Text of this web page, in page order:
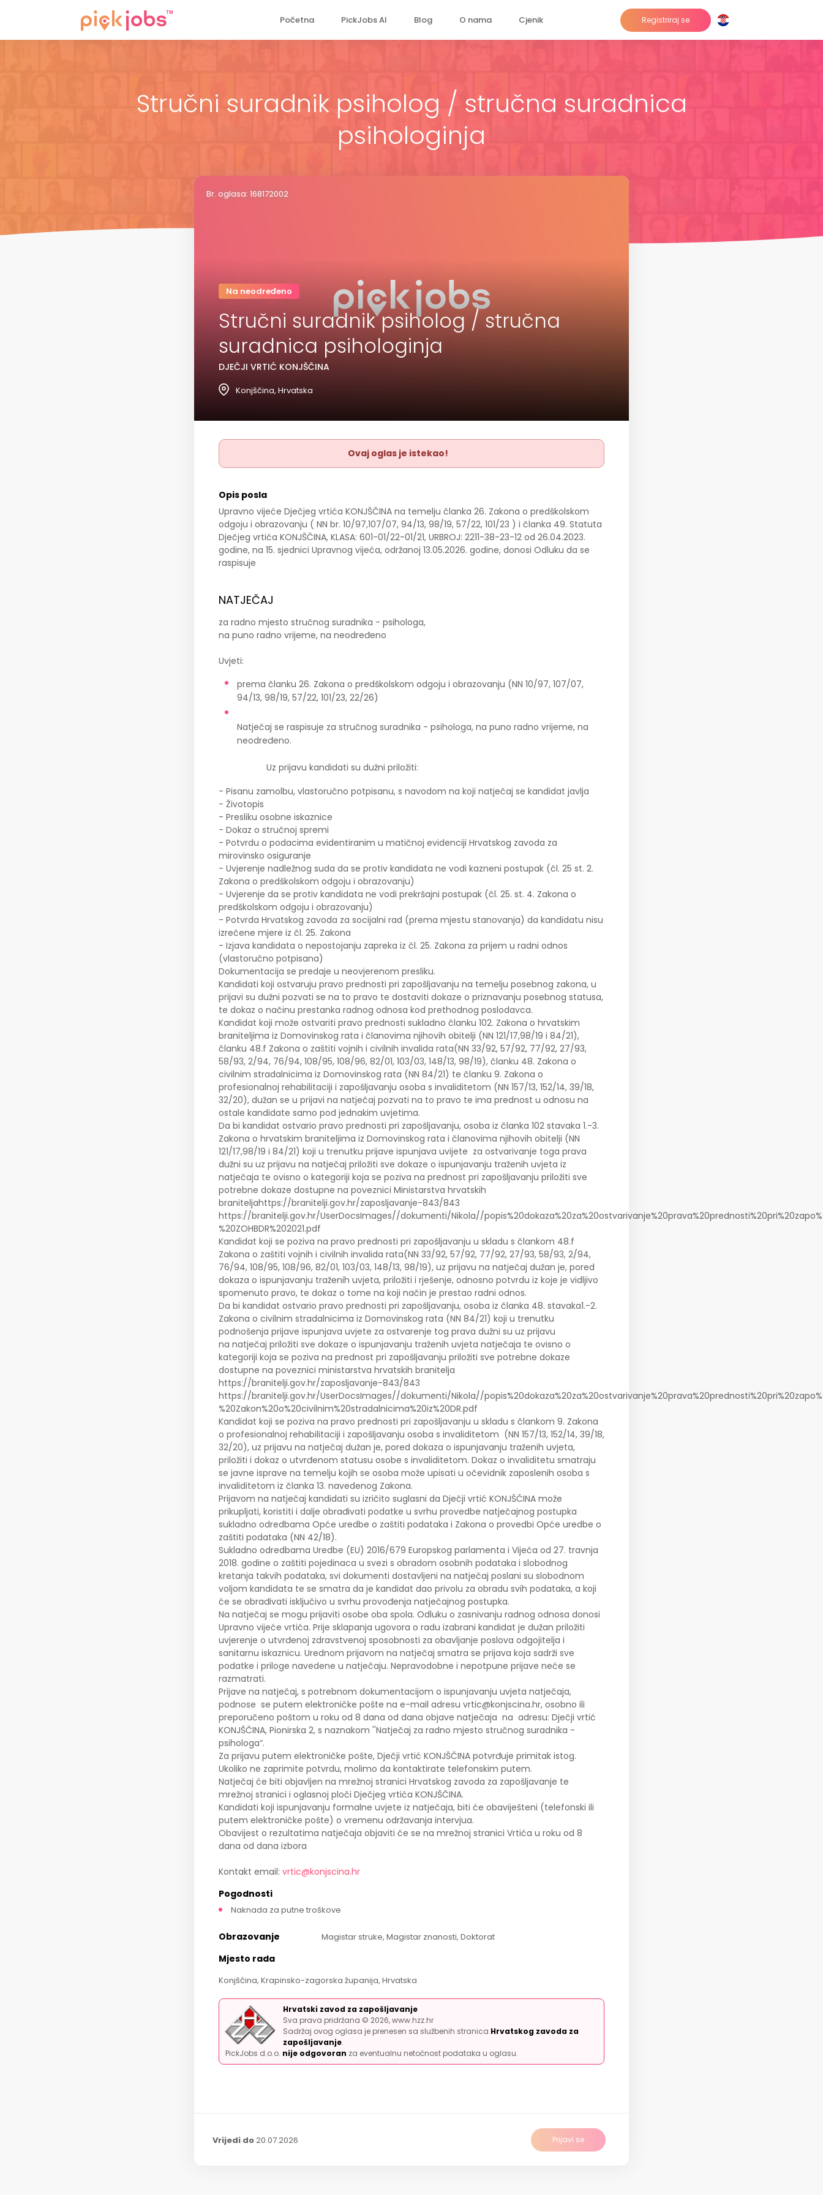
Početna PickJobs AI Blog O nama Cjenik Registriraj se
Stručni suradnik psiholog / stručna suradnica
psihologinja
Br. oglasa: 168172002
Na neodređeno
Stručni suradnik psiholog / stručna
suradnica psihologinja
DJEČJI VRTIĆ KONJŠČINA
Konjščina, Hrvatska
Ovaj oglas je istekao!
Opis posla
Upravno vijeće Dječjeg vrtića KONJŠČINA na temelju članka 26. Zakona o predškolskom
odgoju i obrazovanju ( NN br. 10/97,107/07, 94/13, 98/19, 57/22, 101/23 ) i članka 49. Statuta
Dječjeg vrtića KONJŠČINA, KLASA: 601-01/22-01/21, URBROJ: 2211-38-23-12 od 26.04.2023.
godine, na 15. sjednici Upravnog vijeća, održanoj 13.05.2026. godine, donosi Odluku da se
raspisuje
NATJEČAJ
za radno mjesto stručnog suradnika - psihologa,
na puno radno vrijeme, na neodređeno
Uvjeti:
prema članku 26. Zakona o predškolskom odgoju i obrazovanju (NN 10/97, 107/07,
94/13, 98/19, 57/22, 101/23, 22/26)
Natječaj se raspisuje za stručnog suradnika - psihologa, na puno radno vrijeme, na
neodređeno.
Uz prijavu kandidati su dužni priložiti:
- Pisanu zamolbu, vlastoručno potpisanu, s navodom na koji natječaj se kandidat javlja
- Životopis
- Presliku osobne iskaznice
- Dokaz o stručnoj spremi
- Potvrdu o podacima evidentiranim u matičnoj evidenciji Hrvatskog zavoda za
mirovinsko osiguranje
- Uvjerenje nadležnog suda da se protiv kandidata ne vodi kazneni postupak (čl. 25 st. 2.
Zakona o predškolskom odgoju i obrazovanju)
- Uvjerenje da se protiv kandidata ne vodi prekršajni postupak (čl. 25. st. 4. Zakona o
predškolskom odgoju i obrazovanju)
- Potvrda Hrvatskog zavoda za socijalni rad (prema mjestu stanovanja) da kandidatu nisu
izrečene mjere iz čl. 25. Zakona
- Izjava kandidata o nepostojanju zapreka iz čl. 25. Zakona za prijem u radni odnos
(vlastoručno potpisana)
Dokumentacija se predaje u neovjerenom presliku.
Kandidati koji ostvaruju pravo prednosti pri zapošljavanju na temelju posebnog zakona, u
prijavi su dužni pozvati se na to pravo te dostaviti dokaze o priznavanju posebnog statusa,
te dokaz o načinu prestanka radnog odnosa kod prethodnog poslodavca.
Kandidat koji može ostvariti pravo prednosti sukladno članku 102. Zakona o hrvatskim
braniteljima iz Domovinskog rata i članovima njihovih obitelji (NN 121/17,98/19 i 84/21),
članku 48.f Zakona o zaštiti vojnih i civilnih invalida rata(NN 33/92, 57/92, 77/92, 27/93,
58/93, 2/94, 76/94, 108/95, 108/96, 82/01, 103/03, 148/13, 98/19), članku 48. Zakona o
civilnim stradalnicima iz Domovinskog rata (NN 84/21) te članku 9. Zakona o
profesionalnoj rehabilitaciji i zapošljavanju osoba s invaliditetom (NN 157/13, 152/14, 39/18,
32/20), dužan se u prijavi na natječaj pozvati na to pravo te ima prednost u odnosu na
ostale kandidate samo pod jednakim uvjetima.
Da bi kandidat ostvario pravo prednosti pri zapošljavanju, osoba iz članka 102 stavaka 1.-3.
Zakona o hrvatskim braniteljima iz Domovinskog rata i članovima njihovih obitelji (NN
121/17,98/19 i 84/21) koji u trenutku prijave ispunjava uvijete za ostvarivanje toga prava
dužni su uz prijavu na natječaj priložiti sve dokaze o ispunjavanju traženih uvjeta iz
natječaja te ovisno o kategoriji koja se poziva na prednost pri zapošljavanju priložiti sve
potrebne dokaze dostupne na poveznici Ministarstva hrvatskih
braniteljahttps://branitelji.gov.hr/zaposljavanje-843/843
https://branitelji.gov.hr/UserDocsImages//dokumenti/Nikola//
%20ZOHBDR%202021.pdf
Kandidat koji se poziva na pravo prednosti pri zapošljavanju u skladu s člankom 48.f
Zakona o zaštiti vojnih i civilnih invalida rata(NN 33/92, 57/92, 77/92, 27/93, 58/93, 2/94,
76/94, 108/95, 108/96, 82/01, 103/03, 148/13, 98/19), uz prijavu na natječaj dužan je, pored
dokaza o ispunjavanju traženih uvjeta, priložiti i rješenje, odnosno potvrdu iz koje je vidljivo
spomenuto pravo, te dokaz o tome na koji način je prestao radni odnos.
Da bi kandidat ostvario pravo prednosti pri zapošljavanju, osoba iz članka 48. stavaka1.-2.
Zakona o civilnim stradalnicima iz Domovinskog rata (NN 84/21) koji u trenutku
podnošenja prijave ispunjava uvjete za ostvarenje tog prava dužni su uz prijavu
na natječaj priložiti sve dokaze o ispunjavanju traženih uvjeta natječaja te ovisno o
kategoriji koja se poziva na prednost pri zapošljavanju priložiti sve potrebne dokaze
dostupne na poveznici ministarstva hrvatskih branitelja
https://branitelji.gov.hr/zaposljavanje-843/843
https://branitelji.gov.hr/UserDocsImages//dokumenti/Nikola//
%20Zakon%20o%20civilnim%20stradalnicima%20iz%20DR.pdf
Kandidat koji se poziva na pravo prednosti pri zapošljavanju u skladu s člankom 9. Zakona
o profesionalnoj rehabilitaciji i zapošljavanju osoba s invaliditetom (NN 157/13, 152/14, 39/18,
32/20), uz prijavu na natječaj dužan je, pored dokaza o ispunjavanju traženih uvjeta,
priložiti i dokaz o utvrđenom statusu osobe s invaliditetom. Dokaz o invaliditetu smatraju
se javne isprave na temelju kojih se osoba može upisati u očevidnik zaposlenih osoba s
invaliditetom iz članka 13. navedenog Zakona.
Prijavom na natječaj kandidati su izričito suglasni da Dječji vrtić KONJŠČINA može
prikupljati, koristiti i dalje obrađivati podatke u svrhu provedbe natječajnog postupka
sukladno odredbama Opće uredbe o zaštiti podataka i Zakona o provedbi Opće uredbe o
zaštiti podataka (NN 42/18).
Sukladno odredbama Uredbe (EU) 2016/679 Europskog parlamenta i Vijeća od 27. travnja
2018. godine o zaštiti pojedinaca u svezi s obradom osobnih podataka i slobodnog
kretanja takvih podataka, svi dokumenti dostavljeni na natječaj poslani su slobodnom
voljom kandidata te se smatra da je kandidat dao privolu za obradu svih podataka, a koji
će se obrađivati isključivo u svrhu provođenja natječajnog postupka.
Na natječaj se mogu prijaviti osobe oba spola. Odluku o zasnivanju radnog odnosa donosi
Upravno vijeće vrtića. Prije sklapanja ugovora o radu izabrani kandidat je dužan priložiti
uvjerenje o utvrđenoj zdravstvenoj sposobnosti za obavljanje poslova odgojitelja i
sanitarnu iskaznicu. Urednom prijavom na natječaj smatra se prijava koja sadrži sve
podatke i priloge navedene u natječaju. Nepravodobne i nepotpune prijave neće se
razmatrati.
Prijave na natječaj, s potrebnom dokumentacijom o ispunjavanju uvjeta natječaja,
podnose se putem elektroničke pošte na e-mail adresu vrtic@konjscina.hr, osobno ili
preporučeno poštom u roku od 8 dana od dana objave natječaja na adresu: Dječji vrtić
KONJŠČINA, Pionirska 2, s naznakom ''Natječaj za radno mjesto stručnog suradnika -
psihologa“.
Za prijavu putem elektroničke pošte, Dječji vrtić KONJŠČINA potvrđuje primitak istog.
Ukoliko ne zaprimite potvrdu, molimo da kontaktirate telefonskim putem.
Natječaj će biti objavljen na mrežnoj stranici Hrvatskog zavoda za zapošljavanje te
mrežnoj stranici i oglasnoj ploči Dječjeg vrtića KONJŠČINA.
Kandidati koji ispunjavanju formalne uvjete iz natječaja, biti će obaviješteni (telefonski ili
putem elektroničke pošte) o vremenu održavanja intervjua.
Obavijest o rezultatima natječaja objaviti će se na mrežnoj stranici Vrtića u roku od 8
dana od dana izbora
Kontakt email: vrtic@konjscina.hr
Pogodnosti
Naknada za putne troškove
Obrazovanje Magistar struke, Magistar znanosti, Doktorat
Mjesto rada
Konjščina, Krapinsko-zagorska županija, Hrvatska
Hrvatski zavod za zapošljavanje
Sva prava pridržana © 2026, www.hzz.hr
Sadržaj ovog oglasa je prenesen sa službenih stranica Hrvatskog zavoda za
zapošljavanje.
PickJobs d.o.o. nije odgovoran za eventualnu netočnost podataka u oglasu.
Vrijedi do20.07.2026 Prijavi se